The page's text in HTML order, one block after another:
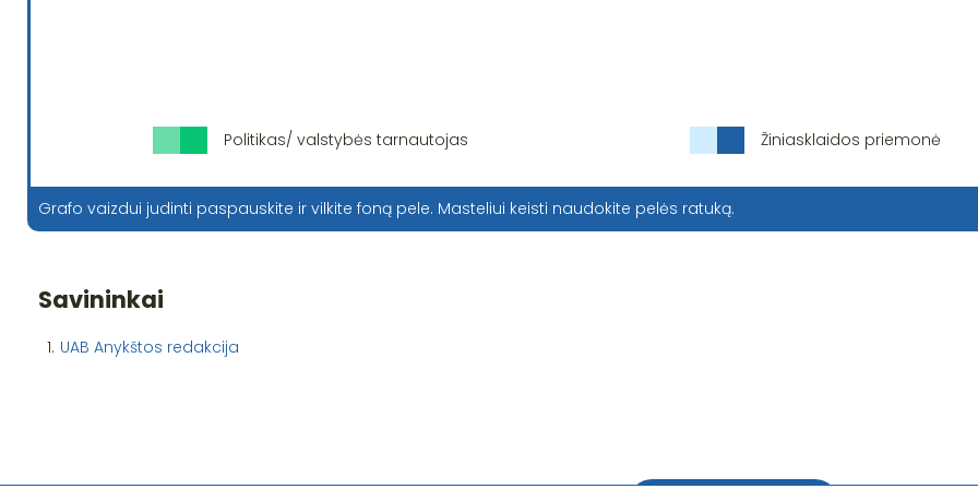
Politikas/ valstybės tarnautojas Žiniasklaidos priemonė
Grafo vaizdui judinti paspauskite ir vilkite foną pele. Masteliui keisti naudokite pelės ratuką.
Savininkai
1. UAB Anykštos redakcija